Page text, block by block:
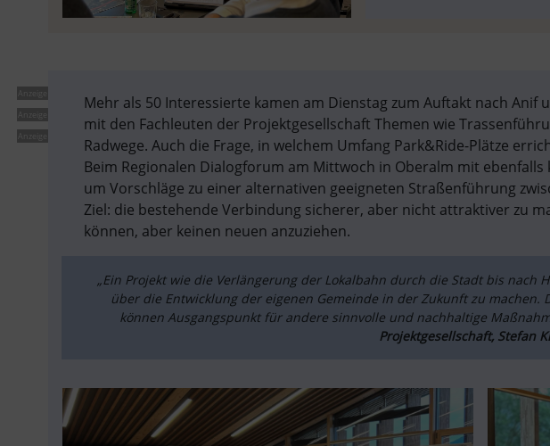
Anzeige
Anzeige
Anzeige
SOLD OUT
SOLD
Mehr als 50 Interessierte kamen am Dienstag zum Auftakt nach
mit den Fachleuten der Projektgesellschaft Themen wie
Radwege. Auch die Frage, in welchem Umfang Park&Ride-Plätze
Beim Regionalen Dialogforum am Mittwoch in Oberalm mit
um Vorschläge zu einer alternativen geeigneten Straßenführung
Ziel: die bestehende Verbindung sicherer, aber nicht attraktiver zu
können, aber keinen neuen anzuziehen.
„Ein Projekt wie die Verlängerung der Lokalbahn durch die Stadt bis nach
über die Entwicklung der eigenen Gemeinde in der Zukunft zu machen.
können Ausgangspunkt für andere sinnvolle und nachhaltige
Projektgesellschaft, Stefan